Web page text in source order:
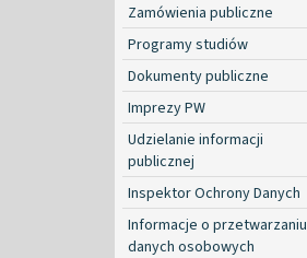
Zamówienia publiczne
Programy studiów
Dokumenty publiczne
Imprezy PW
Udzielanie informacji
publicznej
Inspektor Ochrony Danych
Informacje o przetwarzaniu
danych osobowych